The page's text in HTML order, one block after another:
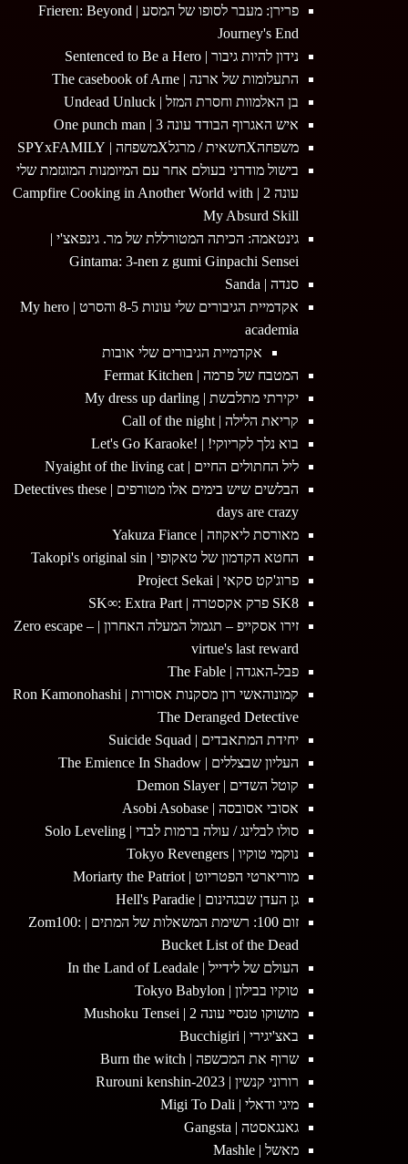
פרירן: מעבר לסופו של המסע | Frieren: Beyond
Journey's End
נידון להיות גיבור | Sentenced to Be a Hero
התעלומות של ארנה | The casebook of Arne
בן האלמוות וחסרת המזל | Undead Unluck
איש האגרוף הבודד עונה 3 | One punch man
משפחהXחשאית / מרגלXמשפחה | SPYxFAMILY
בישול מודרני בעולם אחר עם המיומנות המוגזמת שלי
עונה 2 | Campfire Cooking in Another World with
My Absurd Skill
גינטאמה: הכיתה המטורללת של מר. גינפאצ'י |
Gintama: 3-nen z gumi Ginpachi Sensei
סנדה | Sanda
אקדמיית הגיבורים שלי עונות 8-5 והסרט | My hero
academia
אקדמיית הגיבורים שלי אובות
המטבח של פרמה | Fermat Kitchen
יקירתי מתלבשת | My dress up darling
קריאת הלילה | Call of the night
בוא נלך לקריוקי! | !Let's Go Karaoke
ליל החתולים החיים | Nyaight of the living cat
הבלשים שיש בימים אלו מטורפים | Detectives these
days are crazy
מאורסת ליאקוזה | Yakuza Fiance
החטא הקדמון של טאקופי | Takopi's original sin
פרוג'קט סקאי | Project Sekai
SK8 פרק אקסטרה | SK∞: Extra Part
זירו אסקייפ – תגמול המעלה האחרון | Zero escape –
virtue's last reward
פבל-האגדה | The Fable
קמונוהאשי רון מסקנות אסורות | Ron Kamonohashi
The Deranged Detective
יחידת המתאבדים | Suicide Squad
העליון שבצללים | The Emience In Shadow
קוטל השדים | Demon Slayer
אסובי אסובסה | Asobi Asobase
סולו לבלינג / עולה ברמות לבדי | Solo Leveling
נוקמי טוקיו | Tokyo Revengers
מוריארטי הפטריוט | Moriarty the Patriot
גן העדן שבגהינום | Hell's Paradie
זום 100: רשימת המשאלות של המתים | Zom100:
Bucket List of the Dead
העולם של לידייל | In the Land of Leadale
טוקיו בבילון | Tokyo Babylon
מושוקו טנסיי עונה 2 | Mushoku Tensei
באצ'יגירי | Bucchigiri
שרוף את המכשפה | Burn the witch
רורוני קנשין | 2023-Rurouni kenshin
מיגי ודאלי | Migi To Dali
גאנגאסטה | Gangsta
מאשל | Mashle